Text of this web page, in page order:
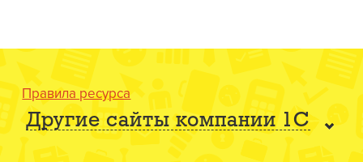
Правила ресурса
Другие сайты компании 1С